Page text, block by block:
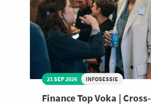
21 SEP 2026 INFOSESSIE
Finance Top Voka | Cross-